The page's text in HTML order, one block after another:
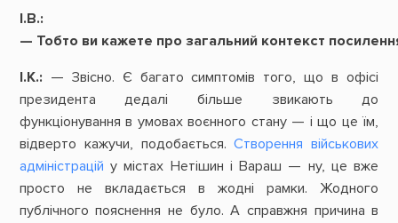
І.В.:
— Тобто ви кажете про загальний контекст
І.К.: — Звісно. Є багато симптомів того, що в офісі
президента дедалі більше звикають до
функціонування в умовах воєнного стану — і що це їм,
відверто кажучи, подобається.Створення військових
адміністрацій у містах Нетішин і Вараш — ну, це вже
просто не вкладається в жодні рамки. Жодного
публічного пояснення не було. А справжня причина в